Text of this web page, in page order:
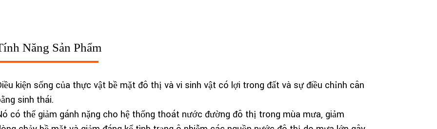
Năng Sản Phẩm
kiện sống của thực vật bề mặt đô thị và vi sinh vật có lợi trong đất và sự điều chỉnh cân
sinh thái.
có thể giảm gánh nặng cho hệ thống thoát nước đường đô thị trong mùa mưa, giảm